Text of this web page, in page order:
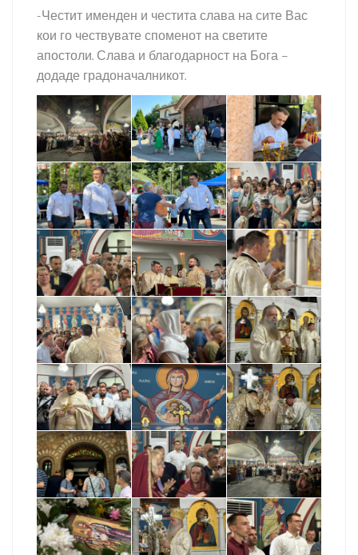
-Честит именден и честита слава на сите Вас
кои го чествувате споменот на светите
апостоли. Слава и благодарност на Бога –
додаде градоначалникот.